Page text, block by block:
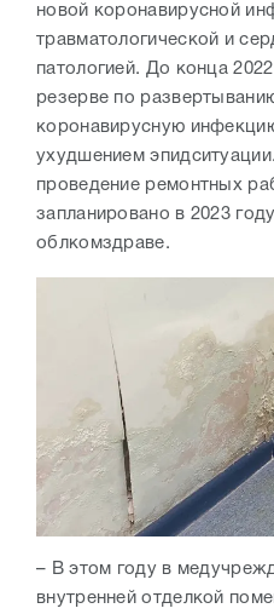
новой коронавирусной
травматологической и
патологией. До конца
резерве по
коронавирусную
ухудшением эпидситуации.
проведение ремонтных
запланировано в 2023
облкомздраве.
– В этом году в
внутренней отделкой